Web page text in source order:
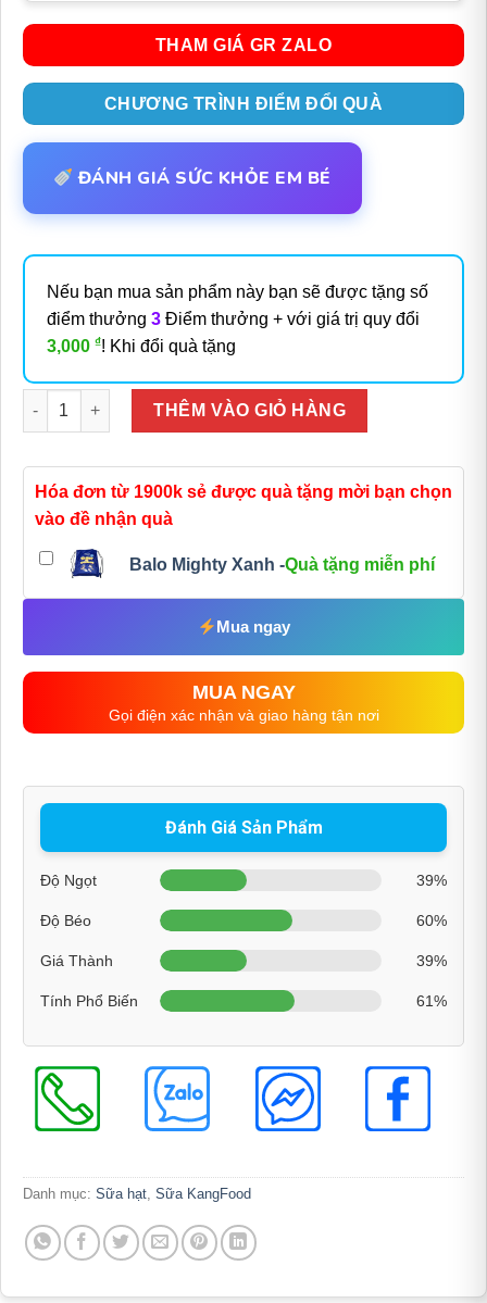
THAM GIÁ GR ZALO
CHƯƠNG TRÌNH ĐIỂM ĐỔI QUÀ
ĐÁNH GIÁ SỨC KHỎE EM BÉ
Nếu bạn mua sản phẩm này bạn sẽ được tặng số
điểm thưởng 3 Điểm thưởng + với giá trị quy đổi
3,000 ₫! Khi đổi quà tặng
Số lượng
THÊM VÀO GIỎ HÀNG
Hóa đơn từ 1900k sẻ được quà tặng mời bạn chọn
vào đề nhận quà
Balo Mighty Xanh -Quà tặng miễn phí
Mua ngay
MUA NGAY
Gọi điện xác nhận và giao hàng tận nơi
Đánh Giá Sản Phẩm
Độ Ngọt 39%
Độ Béo 60%
Giá Thành 39%
Tính Phổ Biến 61%
Danh mục: Sữa hạt, Sữa KangFood